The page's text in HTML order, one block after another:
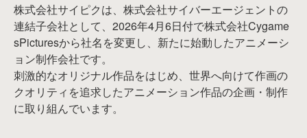
株式会社サイピクは、株式会社サイバーエージェントの
連結子会社として、2026年4月6日付で株式会社Cygame
sPicturesから社名を変更し、新たに始動したアニメーシ
ョン制作会社です。
刺激的なオリジナル作品をはじめ、世界へ向けて作画の
クオリティを追求したアニメーション作品の企画・制作
に取り組んでいます。